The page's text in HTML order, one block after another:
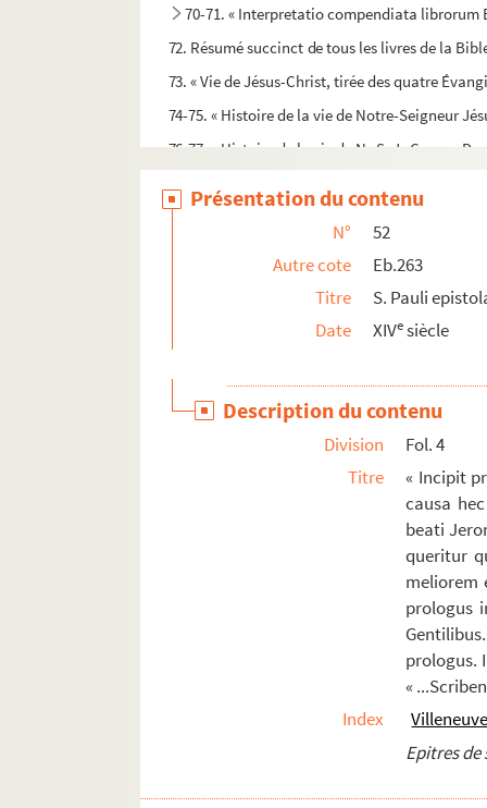
70-71. « Interpretatio compendiata librorum
72. Résumé succinct de tous les livres de la
73. « Vie de Jésus-Christ, tirée des quatre
74-75. « Histoire de la vie de Notre-Seigneur
76-77. « Histoire de la vie de N.-S. J.-C... » —
86. « Excellentiae beatae Mariae. » — Tel
87. « Tableau de la glorieuse Assomption de la
88. « Calendrier historial de la très sainte
89. Speculum humane salvationis
90-91. « Les Prophètes hébreux et les
92-93. « Les Évangiles devant les temps
94-97. Traduction des Évangiles, par A.-Ch.
98. Bernardi de Parentinis tractatus de missa
99. « Expositio missae theologica, auctore R.
100. « Opusculum asceticum de officio divino
101. « De reformandis horis canonicis ac rite
102. « Eruditiones sacrae seu Vocabulum
Présentation du contenu
N°
52
Autre cote
Eb.263
Titre
S. Pauli
Date
XIVesiècle
Description du contenu
Division
Fol. 4
Titre
« Incipit
causa
beati
queritur
meliorem
prologus
prologus.
«
Index
Epitres